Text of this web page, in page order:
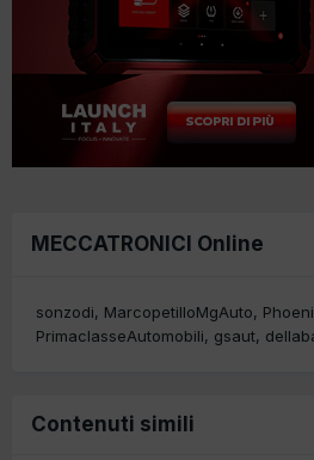
MECCATRONICI Online
sonzodi MarcopetilloMgAuto
PrimaclasseAutomobili
gsaut
Contenuti simili